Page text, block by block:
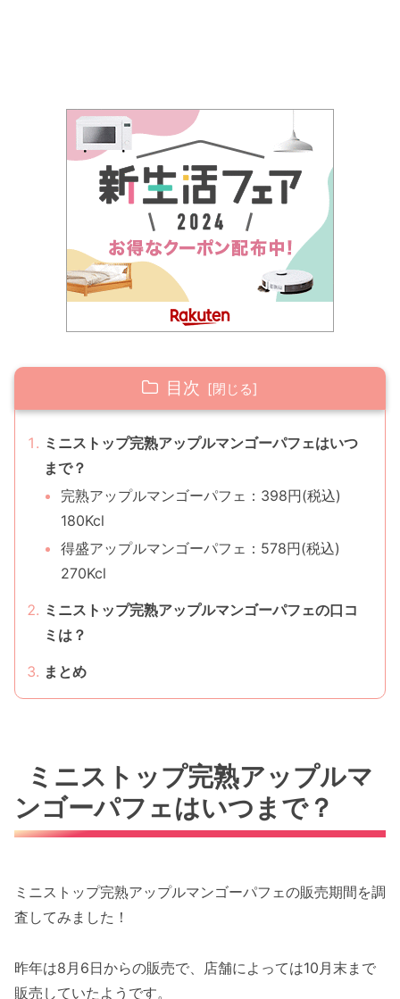
目次
ミニストップ完熟アップルマンゴーパフェはいつ
まで？
完熟アップルマンゴーパフェ：398円(税込)
180Kcl
得盛アップルマンゴーパフェ：578円(税込)
270Kcl
ミニストップ完熟アップルマンゴーパフェの口コ
ミは？
まとめ
ミニストップ完熟アップルマ
ンゴーパフェはいつまで？
ミニストップ完熟アップルマンゴーパフェの販売期間を調
査してみました！
昨年は8月6日からの販売で、店舗によっては10月末まで
販売していたようです。